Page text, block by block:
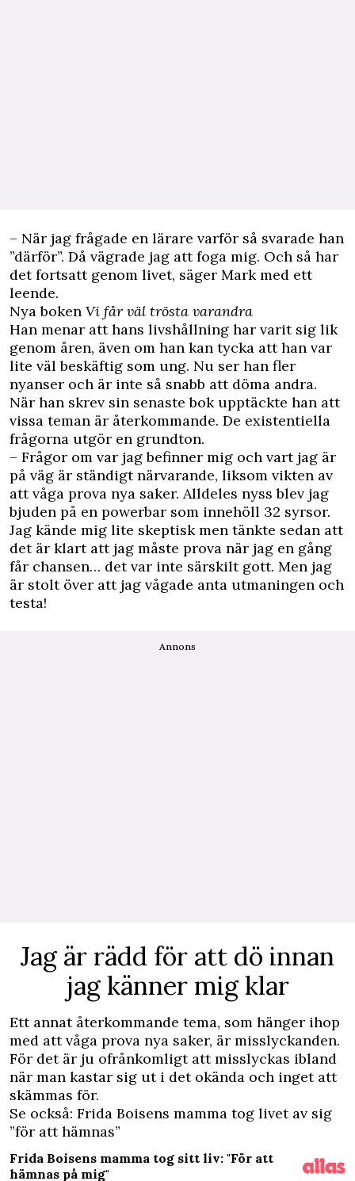
– När jag frågade en lärare varför så svarade han
”därför”. Då vägrade jag att foga mig. Och så har
det fortsatt genom livet, säger Mark med ett
leende.
Nya boken Vi får väl trösta varandra
Han menar att hans livshållning har varit sig lik
genom åren, även om han kan tycka att han var
lite väl beskäftig som ung. Nu ser han fler
nyanser och är inte så snabb att döma andra.
När han skrev sin senaste bok upptäckte han att
vissa teman är återkommande. De existentiella
frågorna utgör en grundton.
– Frågor om var jag befinner mig och vart jag är
på väg är ständigt närvarande, liksom vikten av
att våga prova nya saker. Alldeles nyss blev jag
bjuden på en powerbar som innehöll 32 syrsor.
Jag kände mig lite skeptisk men tänkte sedan att
det är klart att jag måste prova när jag en gång
får chansen… det var inte särskilt gott. Men jag
är stolt över att jag vågade anta utmaningen och
testa!
Annons
Jag är rädd för att dö innan
jag känner mig klar
Ett annat återkommande tema, som hänger ihop
med att våga prova nya saker, är misslyckanden.
För det är ju ofrånkomligt att misslyckas ibland
när man kastar sig ut i det okända och inget att
skämmas för.
Se också: Frida Boisens mamma tog livet av sig
”för att hämnas”
Frida Boisens mamma tog sitt liv: "För att
hämnas på mig"